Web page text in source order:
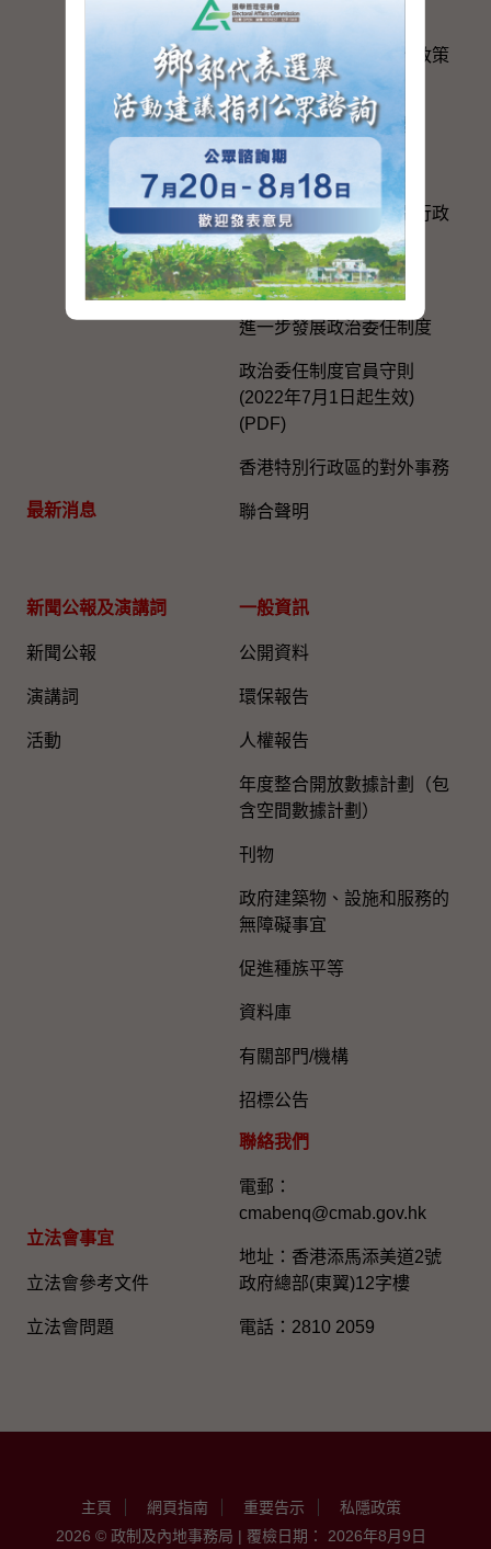
最新消息
的官方聯繫
便利港人在內地發展的政策
措施
在內地及台灣的辦事處
選舉事務
《一國兩制在香港特別行政
區的實踐》白皮書
個人權利
進一步發展政治委任制度
政治委任制度官員守則
(2022年7月1日起生效)
(PDF)
香港特別行政區的對外事務
聯合聲明
新聞公報及演講詞
新聞公報
演講詞
活動
立法會事宜
立法會參考文件
立法會問題
一般資訊​
公開資料
環保報告
人權報告
年度整合開放數據計劃（包
含空間數據計劃）
刊物
政府建築物、設施和服務的
無障礙事宜
促進種族平等
資料庫
有關部門/機構
招標公告
聯絡我們
電郵：
cmabenq@cmab.gov.hk​
地址：香港添馬添美道2號
政府總部(東翼)12字樓
電話：2810 2059
主頁 網頁指南 重要告示
私隱政策
2026 © 政制及內地事務局 | 覆檢日期： 2026年8月9日